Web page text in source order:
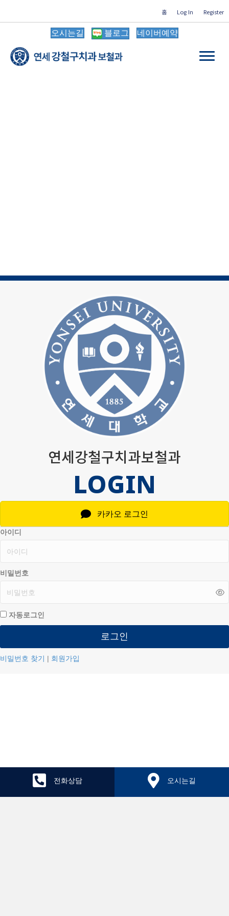
홈 Log In Register
오시는길 블로그 네이버예약
연세강철구치과보철과
LOGIN
카카오 로그인
아이디
비밀번호
자동로그인
로그인
비밀번호 찾기 | 회원가입
전화상담 오시는길